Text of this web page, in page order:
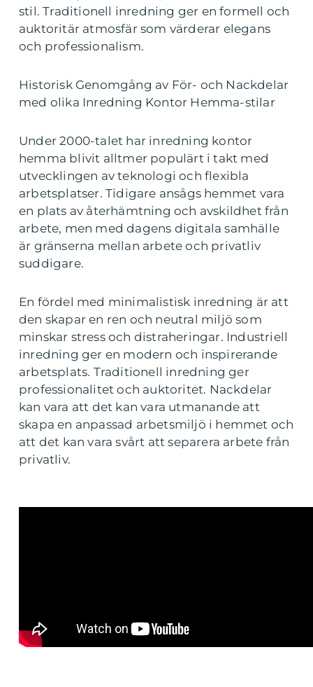
stil. Traditionell inredning ger en formell och
auktoritär atmosfär som värderar elegans
och professionalism.
Historisk Genomgång av För- och Nackdelar
med olika Inredning Kontor Hemma-stilar
Under 2000-talet har inredning kontor
hemma blivit alltmer populärt i takt med
utvecklingen av teknologi och flexibla
arbetsplatser. Tidigare ansågs hemmet vara
en plats av återhämtning och avskildhet från
arbete, men med dagens digitala samhälle
är gränserna mellan arbete och privatliv
suddigare.
En fördel med minimalistisk inredning är att
den skapar en ren och neutral miljö som
minskar stress och distraheringar. Industriell
inredning ger en modern och inspirerande
arbetsplats. Traditionell inredning ger
professionalitet och auktoritet. Nackdelar
kan vara att det kan vara utmanande att
skapa en anpassad arbetsmiljö i hemmet och
att det kan vara svårt att separera arbete från
privatliv.